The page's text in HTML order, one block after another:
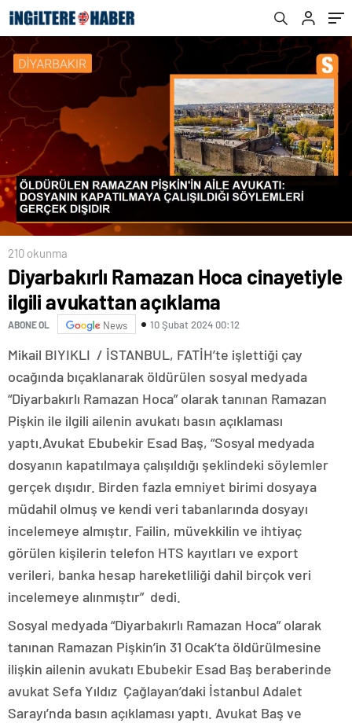
210 okunma
Diyarbakırlı Ramazan Hoca cinayetiyle
ilgili avukattan açıklama
ABONE OL News 10 Şubat 2024 00:12
Mikail BIYIKLI / İSTANBUL, FATİH’te işlettiği çay
ocağında bıçaklanarak öldürülen sosyal medyada
“Diyarbakırlı Ramazan Hoca” olarak tanınan Ramazan
Pişkin ile ilgili ailenin avukatı basın açıklaması
yaptı.Avukat Ebubekir Esad Baş, “Sosyal medyada
dosyanın kapatılmaya çalışıldığı şeklindeki söylemler
gerçek dışıdır. Birden fazla emniyet birimi dosyaya
müdahil olmuş ve kendi veri tabanlarında dosyayı
incelemeye almıştır. Failin, müvekkilin ve ihtiyaç
görülen kişilerin telefon HTS kayıtları ve export
verileri, banka hesap hareketliliği dahil birçok veri
incelemeye alınmıştır” dedi.
Sosyal medyada “Diyarbakırlı Ramazan Hoca” olarak
tanınan Ramazan Pişkin’in 31 Ocak’ta öldürülmesine
ilişkin ailenin avukatı Ebubekir Esad Baş beraberinde
avukat Sefa Yıldız Çağlayan’daki İstanbul Adalet
Sarayı’nda basın açıklaması yaptı. Avukat Baş ve